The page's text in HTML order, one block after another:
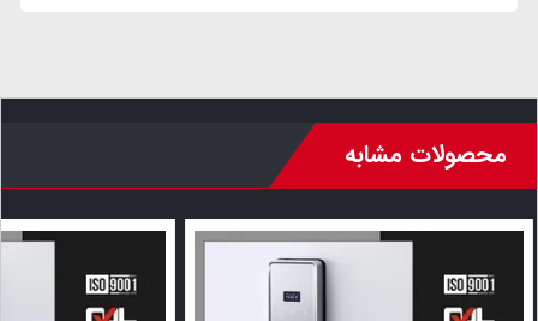
محصولات مشابه